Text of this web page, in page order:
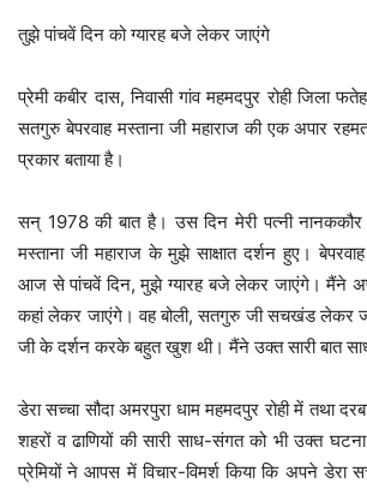
तुझे पांचवें दिन को ग्यारह बजे लेकर जाएंगे
प्रेमी कबीर दास, निवासी गांव महमदपुर रोही जिला
सतगुरु बेपरवाह मस्ताना जी महाराज की एक अपार
प्रकार बताया है।
सन् 1978 की बात है। उस दिन मेरी पत्नी
मस्ताना जी महाराज के मुझे साक्षात दर्शन हुए।
आज से पांचवें दिन, मुझे ग्यारह बजे लेकर जाएंगे। मैंने
कहां लेकर जाएंगे। वह बोली, सतगुरु जी सचखंड लेकर
जी के दर्शन करके बहुत खुश थी। मैंने उक्त सारी बात
डेरा सच्चा सौदा अमरपुरा धाम महमदपुर रोही में तथा
शहरों व ढाणियों की सारी साध-संगत को भी उक्त
प्रेमियों ने आपस में विचार-विमर्श किया कि अपने डेरा